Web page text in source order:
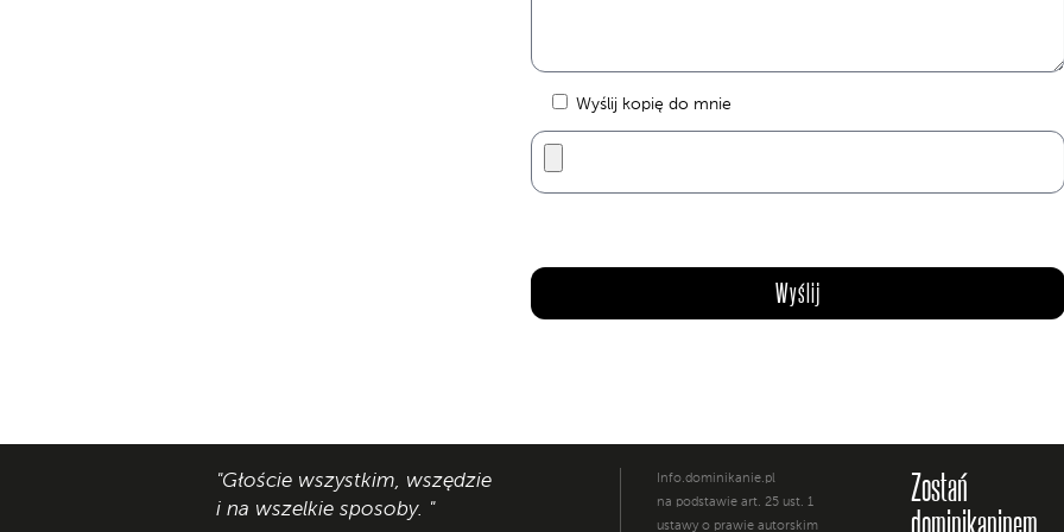
Wyślij kopię do mnie
"Głoście wszystkim, wszędzie
i na wszelkie sposoby. "
Info.dominikanie.pl
na podstawie art. 25 ust. 1
ustawy o prawie autorskim
Zostań
dominikaninem